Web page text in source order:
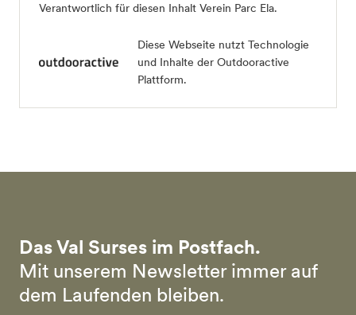
Verantwortlich für diesen Inhalt Verein Parc Ela.
Diese Webseite nutzt Technologie
und Inhalte der Outdooractive
Plattform.
Das Val Surses im Postfach.
Mit unserem Newsletter immer auf
dem Laufenden bleiben.